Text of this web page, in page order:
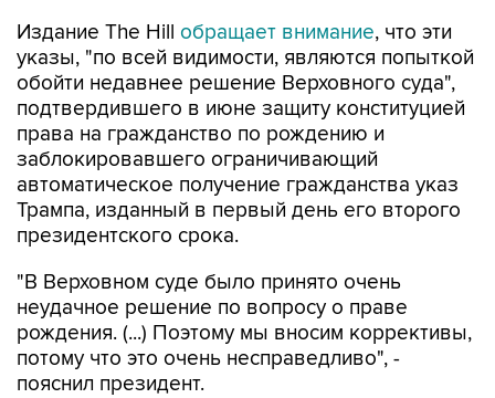
Издание The Hill обращает внимание, что эти
указы, "по всей видимости, являются попыткой
обойти недавнее решение Верховного суда",
подтвердившего в июне защиту конституцией
права на гражданство по рождению и
заблокировавшего ограничивающий
автоматическое получение гражданства указ
Трампа, изданный в первый день его второго
президентского срока.
"В Верховном суде было принято очень
неудачное решение по вопросу о праве
рождения. (...) Поэтому мы вносим коррективы,
потому что это очень несправедливо", -
пояснил президент.